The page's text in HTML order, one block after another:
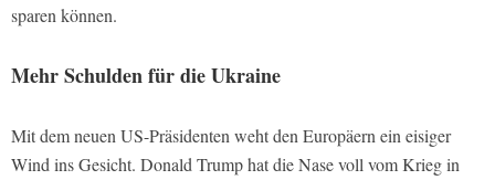
sparen können.
Mehr Schulden für die Ukraine
Mit dem neuen US-Präsidenten weht den Europäern ein eisiger
Wind ins Gesicht. Donald Trump hat die Nase voll vom Krieg in